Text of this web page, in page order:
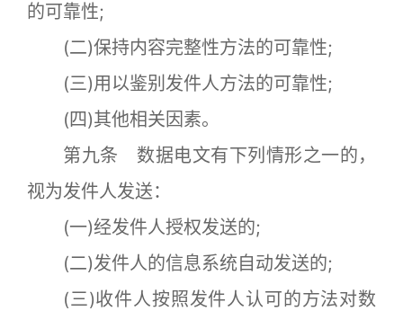
的可靠性;
(二)保持内容完整性方法的可靠性;
(三)用以鉴别发件人方法的可靠性;
(四)其他相关因素。
第九条 数据电文有下列情形之一的，
视为发件人发送：
(一)经发件人授权发送的;
(二)发件人的信息系统自动发送的;
(三)收件人按照发件人认可的方法对数